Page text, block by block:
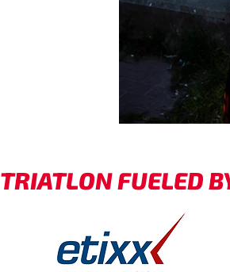
TRIATLON FUELED